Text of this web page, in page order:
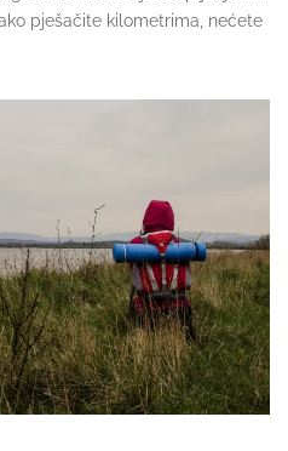
pješačite kilometrima, nećete